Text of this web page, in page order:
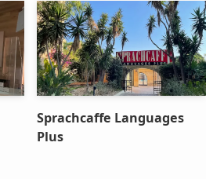
Sprachcaffe Languages
Plus